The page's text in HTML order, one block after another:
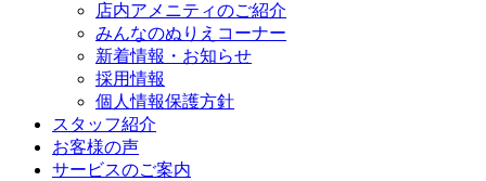
店内アメニティのご紹介
みんなのぬりえコーナー
新着情報・お知らせ
採用情報
個人情報保護方針
スタッフ紹介
お客様の声
サービスのご案内